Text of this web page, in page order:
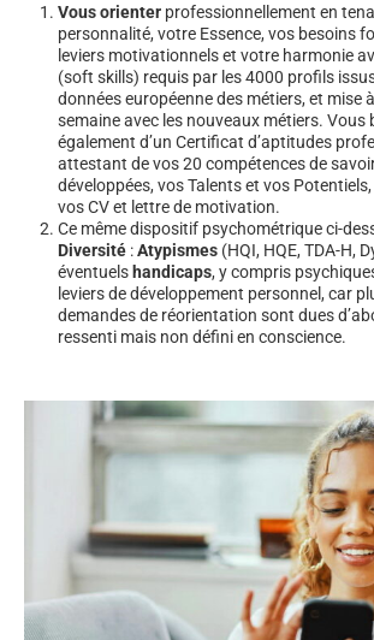
Vous orienter professionnellement en
personnalité, votre Essence, vos besoins
leviers motivationnels et votre harmonie
(soft skills) requis par les 4000 profils
données européenne des métiers, et mise
semaine avec les nouveaux métiers. Vous
également d’un Certificat d’aptitudes
attestant de vos 20 compétences de
développées, vos Talents et vos
vos CV et lettre de motivation.
Ce même dispositif psychométrique ci-
Diversité :Atypismes (HQI, HQE, TDA-H,
éventuels handicaps, y compris
leviers de développement personnel, car
demandes de réorientation sont dues
ressenti mais non défini en conscience.